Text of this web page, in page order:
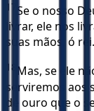
17 Se o nosso
livrar, ele nos
suas mãos, ó rei.
18 Mas, se ele
serviremos aos
de ouro que o